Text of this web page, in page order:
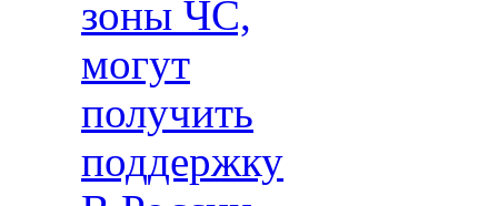
зоны ЧС,
могут
получить
поддержку